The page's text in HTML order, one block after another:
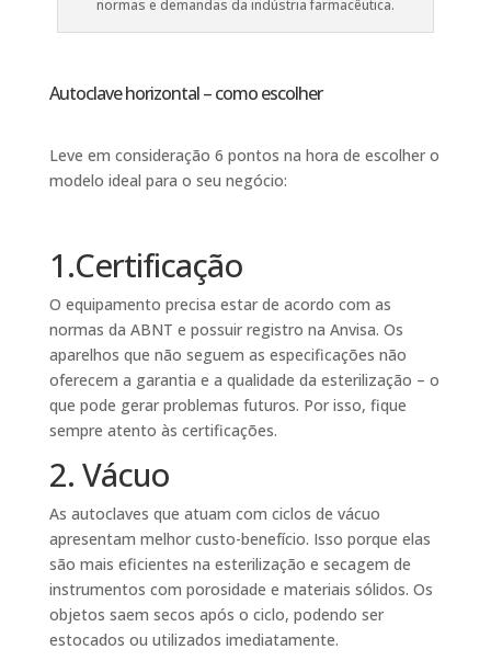
normas e demandas da indústria farmacêutica.
Autoclave horizontal – como escolher
Leve em consideração 6 pontos na hora de escolher o
modelo ideal para o seu negócio:
1.Certificação
O equipamento precisa estar de acordo com as
normas da ABNT e possuir registro na Anvisa. Os
aparelhos que não seguem as especificações não
oferecem a garantia e a qualidade da esterilização – o
que pode gerar problemas futuros. Por isso, fique
sempre atento às certificações.
2. Vácuo
As autoclaves que atuam com ciclos de vácuo
apresentam melhor custo-benefício. Isso porque elas
são mais eficientes na esterilização e secagem de
instrumentos com porosidade e materiais sólidos. Os
objetos saem secos após o ciclo, podendo ser
estocados ou utilizados imediatamente.